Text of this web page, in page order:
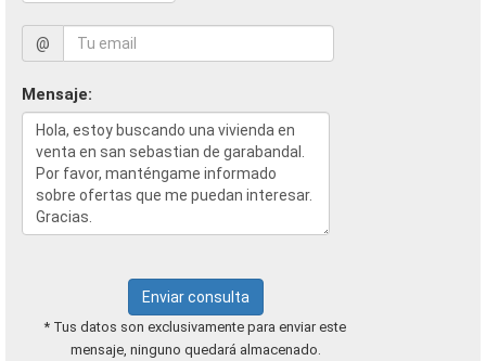
@
Mensaje:
Enviar consulta
* Tus datos son exclusivamente para enviar este
mensaje, ninguno quedará almacenado.